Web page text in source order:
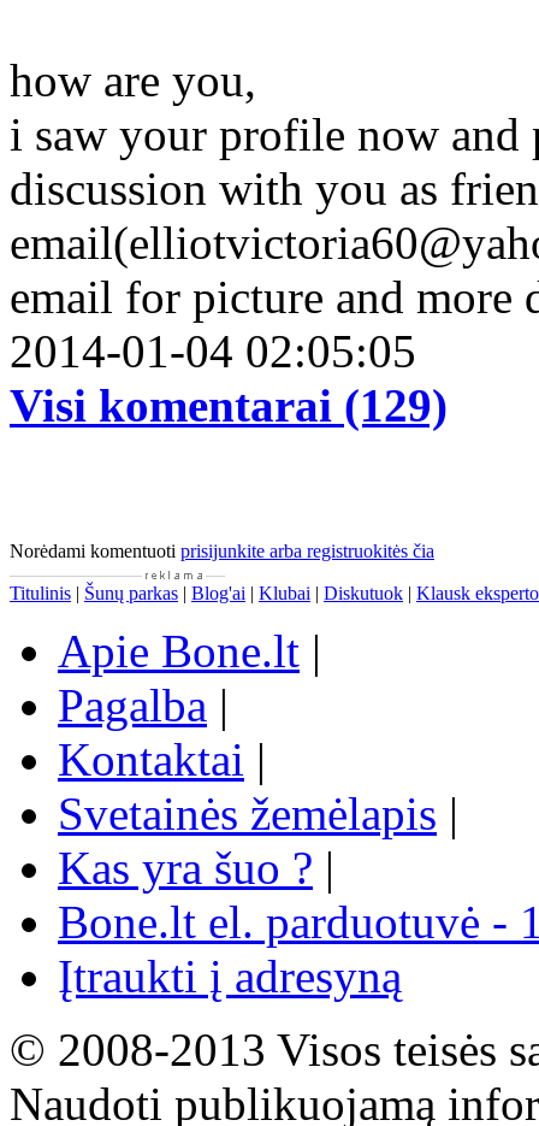
how are you,
i saw your profile now and
discussion with you as
email for picture and more
2014-01-04 02:05:05
Visi komentarai (129)
Norėdami komentuoti prisijunkite arba registruokitės čia
Titulinis | Šunų parkas | Blog'ai | Klubai | Diskutuok | Klausk eksperto
Apie Bone.lt |
Pagalba |
Kontaktai |
Svetainės žemėlapis |
Kas yra šuo ? |
Bone.lt el. parduotuvė -
Įtraukti į adresyną
© 2008-2013 Visos teisės
Naudoti publikuojamą